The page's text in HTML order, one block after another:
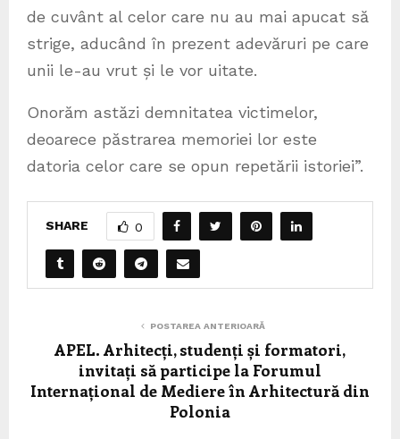
de cuvânt al celor care nu au mai apucat să
strige, aducând în prezent adevăruri pe care
unii le-au vrut și le vor uitate.
Onorăm astăzi demnitatea victimelor,
deoarece păstrarea memoriei lor este
datoria celor care se opun repetării istoriei”.
SHARE 0
POSTAREA ANTERIOARĂ
APEL. Arhitecți, studenți și formatori,
invitați să participe la Forumul
Internațional de Mediere în Arhitectură din
Polonia